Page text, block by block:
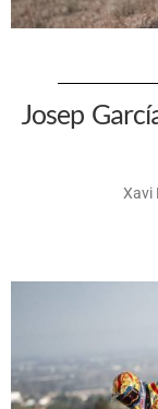
Josep
Xavi